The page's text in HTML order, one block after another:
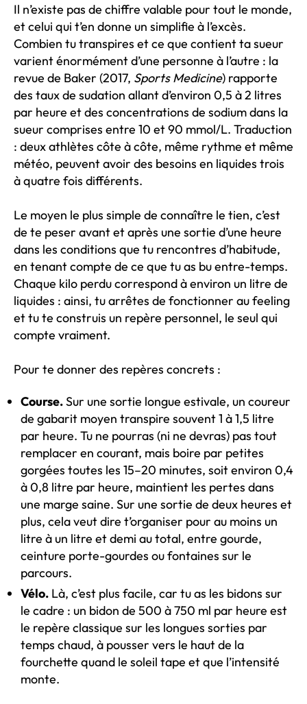
Il n’existe pas de chiffre valable pour tout le monde,
et celui qui t’en donne un simplifie à l’excès.
Combien tu transpires et ce que contient ta sueur
varient énormément d’une personne à l’autre : la
revue de Baker (2017, Sports Medicine) rapporte
des taux de sudation allant d’environ 0,5 à 2 litres
par heure et des concentrations de sodium dans la
sueur comprises entre 10 et 90 mmol/L. Traduction
: deux athlètes côte à côte, même rythme et même
météo, peuvent avoir des besoins en liquides trois
à quatre fois différents.
Le moyen le plus simple de connaître le tien, c’est
de te peser avant et après une sortie d’une heure
dans les conditions que tu rencontres d’habitude,
en tenant compte de ce que tu as bu entre-temps.
Chaque kilo perdu correspond à environ un litre de
liquides : ainsi, tu arrêtes de fonctionner au feeling
et tu te construis un repère personnel, le seul qui
compte vraiment.
Pour te donner des repères concrets :
Course.Sur une sortie longue estivale, un coureur
de gabarit moyen transpire souvent 1 à 1,5 litre
par heure. Tu ne pourras (ni ne devras) pas tout
remplacer en courant, mais boire par petites
gorgées toutes les 15–20 minutes, soit environ 0,4
à 0,8 litre par heure, maintient les pertes dans
une marge saine. Sur une sortie de deux heures et
plus, cela veut dire t’organiser pour au moins un
litre à un litre et demi au total, entre gourde,
ceinture porte-gourdes ou fontaines sur le
parcours.
Vélo. Là, c’est plus facile, car tu as les bidons sur
le cadre : un bidon de 500 à 750 ml par heure est
le repère classique sur les longues sorties par
temps chaud, à pousser vers le haut de la
fourchette quand le soleil tape et que l’intensité
monte.